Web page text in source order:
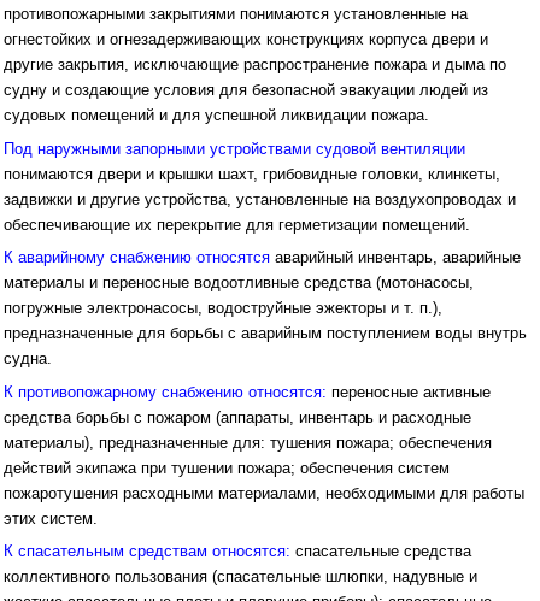
противопожарными закрытиями понимаются установленные на
огнестойких и огнезадерживающих конструкциях корпуса двери и
другие закрытия, исключающие распространение пожара и дыма по
судну и создающие условия для безопасной эвакуации людей из
судовых помещений и для успешной ликвидации пожара.
Под наружными запорными устройствами судовой вентиляции
понимаются двери и крышки шахт, грибовидные головки, клинкеты,
задвижки и другие устройства, установленные на воздухопроводах и
обеспечивающие их перекрытие для герметизации помещений.
К аварийному снабжению относятся аварийный инвентарь, аварийные
материалы и переносные водоотливные средства (мотонасосы,
погружные электронасосы, водоструйные эжекторы и т. п.),
предназначенные для борьбы с аварийным поступлением воды внутрь
судна.
К противопожарному снабжению относятся: переносные активные
средства борьбы с пожаром (аппараты, инвентарь и расходные
материалы), предназначенные для: тушения пожара; обеспечения
действий экипажа при тушении пожара; обеспечения систем
пожаротушения расходными материалами, необходимыми для работы
этих систем.
К спасательным средствам относятся: спасательные средства
коллективного пользования (спасательные шлюпки, надувные и